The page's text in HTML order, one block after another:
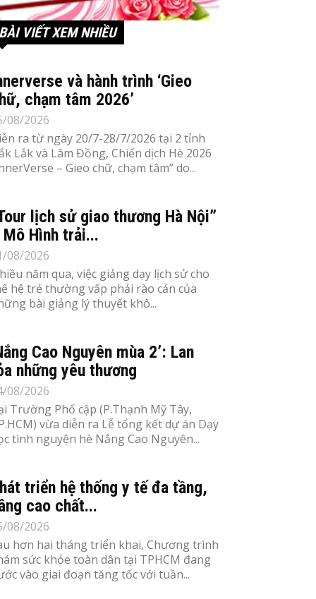
VIẾT XEM NHIỀU
và hành trình ‘Gieo
chạm tâm 2026’
08/2026
ra từ ngày 20/7-28/7/2026 tại 2 tỉnh
Lắk và Lâm Đồng, Chiến dịch Hè 2026
– Gieo chữ, chạm tâm” do...
lịch sử giao thương Hà Nội”
Hình trải...
08/2026
năm qua, việc giảng dạy lịch sử cho
hệ trẻ thường vấp phải rào cản của
bài giảng lý thuyết khô...
Cao Nguyên mùa 2’: Lan
những yêu thương
08/2026
Trường Phổ cập (P.Thạnh Mỹ Tây,
vừa diễn ra Lễ tổng kết dự án Dạy
tình nguyện hè Nắng Cao Nguyên...
triển hệ thống y tế đa tầng,
cao chất...
08/2026
hơn hai tháng triển khai, Chương trình
sức khỏe toàn dân tại TPHCM đang
vào giai đoạn tăng tốc với tuần...